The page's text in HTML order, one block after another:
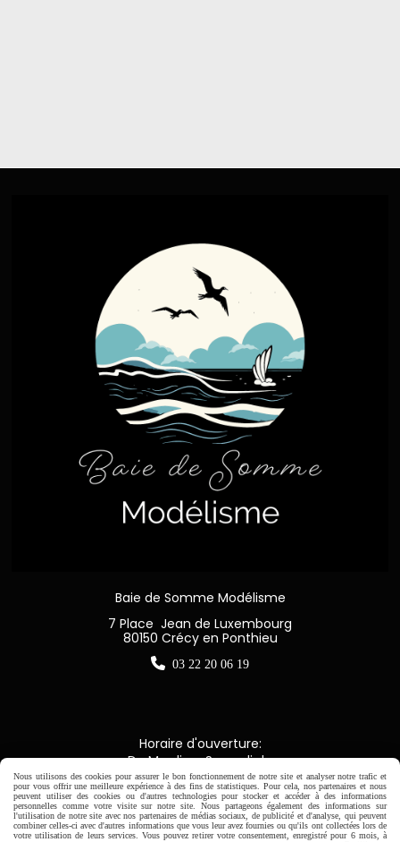
Baie de Somme Modélisme
7 Place Jean de Luxembourg
80150 Crécy en Ponthieu
 03 22 20 06 19
Horaire d'ouverture:
Du Mardi au Samedi de
9H00 - 12H30 / 14H00-18H30

Nous utilisons des cookies pour assurer le bon fonctionnement de notre site et analyser notre trafic et
pour vous offrir une meilleure expérience à des fins de statistiques. Pour cela, nos partenaires et nous
peuvent utiliser des cookies ou d'autres technologies pour stocker et accéder à des informations
personnelles comme votre visite sur notre site. Nous partageons également des informations sur
l'utilisation de notre site avec nos partenaires de médias sociaux, de publicité et d'analyse, qui peuvent
combiner celles-ci avec d'autres informations que vous leur avez fournies ou qu'ils ont collectées lors de
votre utilisation de leurs services. Vous pouvez retirer votre consentement, enregistré pour 6 mois, à